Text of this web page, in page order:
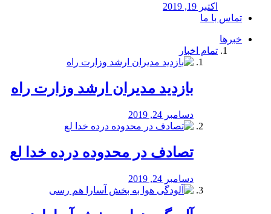
اکتبر 19, 2019
تماس با ما
خبرها
تمام اخبار
بازدید مدیران ارشد وزارت راه
دسامبر 24, 2019
تصادف در محدوده درده خدا لع
دسامبر 24, 2019